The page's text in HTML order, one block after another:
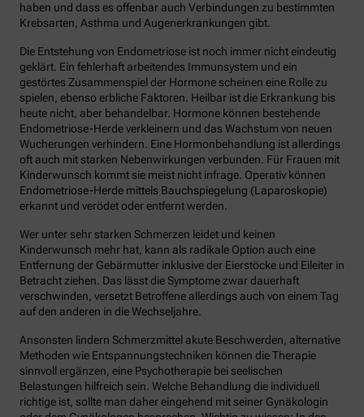
haben und dass es offenbar auch Verbindungen zu bestimmten
Krebsarten, Asthma und Augenerkrankungen gibt.
Die Entstehung von Endometriose ist noch immer nicht eindeutig
geklärt. Ein fehlerhaft arbeitendes Immunsystem und ein
gestörtes Zusammenspiel der Hormone scheinen eine Rolle zu
spielen, ebenso erbliche Faktoren. Heilbar ist die Erkrankung bis
heute nicht, aber behandelbar. Hormone können bestehende
Endometriose-Herde verkleinern und das Wachstum von neuen
Wucherungen verhindern. Eine Hormonbehandlung ist allerdings
oft auch mit starken Nebenwirkungen verbunden. Für Frauen mit
Kinderwunsch kommt sie meist nicht infrage. Operativ können
Endometriose-Herde mittels Bauchspiegelung (Laparoskopie)
erkannt und verödet oder entfernt werden.
Wer unter sehr starken Schmerzen leidet und keinen
Kinderwunsch mehr hat, kann als radikale Option auch eine
Entfernung der Gebärmutter inklusive der Eierstöcke und Eileiter in
Betracht ziehen. Das lässt die Symptome zwar dauerhaft
verschwinden, versetzt Betroffene allerdings auch von einem Tag
auf den anderen in die Wechseljahre.
Ansonsten lindern Schmerzmittel akute Beschwerden, alternative
Methoden wie Entspannungstechniken können die Therapie
sinnvoll ergänzen, eine Psychotherapie bei seelischen
Belastungen hilfreich sein. Welche Behandlung die individuell
richtige ist, sollte man daher eingehend mit seiner Gynäkologin